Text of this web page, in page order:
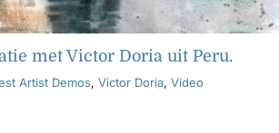
met Victor Doria uit Peru.
Artist Demos, Victor Doria, Video